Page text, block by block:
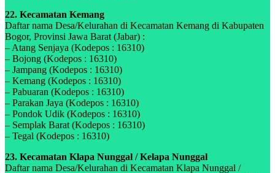
22. Kecamatan Kemang
Daftar nama Desa/Kelurahan di Kecamatan Kemang di Kabupaten
Bogor, Provinsi Jawa Barat (Jabar) :
– Atang Senjaya (Kodepos : 16310)
– Bojong (Kodepos : 16310)
– Jampang (Kodepos : 16310)
– Kemang (Kodepos : 16310)
– Pabuaran (Kodepos : 16310)
– Parakan Jaya (Kodepos : 16310)
– Pondok Udik (Kodepos : 16310)
– Semplak Barat (Kodepos : 16310)
– Tegal (Kodepos : 16310)
23. Kecamatan Klapa Nunggal / Kelapa Nunggal
Daftar nama Desa/Kelurahan di Kecamatan Klapa Nunggal /